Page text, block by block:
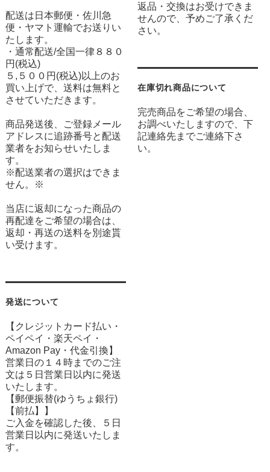
配送は日本郵便・佐川急
便・ヤマト運輸でお送りい
たします。
・通常配送/全国一律８８０
円(税込)
５,５００円(税込)以上のお
買い上げで、送料は無料と
させていただきます。
商品発送後、ご登録メール
アドレスに追跡番号と配送
業者をお知らせいたしま
す。
※配送業者の選択はできま
せん。※
当店に返却になった商品の
再配達をご希望の場合は、
返却・再送の送料を別途貰
い受けます。
発送について
【クレジットカード払い・
ペイペイ・楽天ペイ・
Amazon Pay・ 代金引換】
営業日の１４時までのご注
文は５日営業日以内に発送
いたします。
【郵便振替(ゆうちょ銀行)
【前払】】
ご入金を確認した後、５日
営業日以内に発送いたしま
す。
返品・交換はお受けできま
せんので、予めご了承くだ
さい。
在庫切れ商品について
完売商品をご希望の場合、
お調べいたしますので、下
記連絡先までご連絡下さ
い。